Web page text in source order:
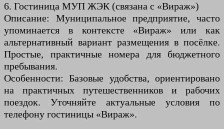
6. Гостиница МУП ЖЭК (связана с «Вираж»)
Описание: Муниципальное предприятие, часто
упоминается в контексте «Вираж» или как
альтернативный вариант размещения в посёлке.
Простые, практичные номера для бюджетного
пребывания.
Особенности: Базовые удобства, ориентировано
на практичных путешественников и рабочих
поездок. Уточняйте актуальные условия по
телефону гостиницы «Вираж».